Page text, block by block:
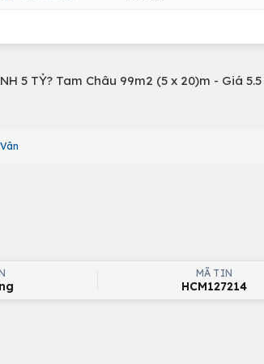
5 TỶ? Tam Châu 99m2 (5 x 20)m - Giá
MÃ TIN
HCM127214